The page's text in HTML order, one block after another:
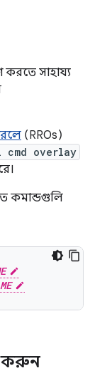
সাহায্য
(RROs)
cmd overlay
কমান্ডগুলি
করুন